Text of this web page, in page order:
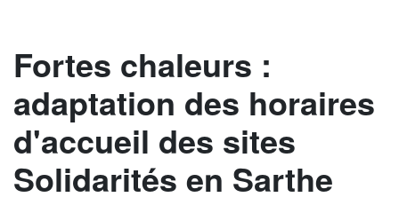
Entreprendre en Sarthe
Tourisme en Sarthe
Que faire en Sarthe ?
La Sarthe sportive
La Sarthe en vidéos
Fortes chaleurs :
adaptation des horaires
d'accueil des sites
Solidarités en Sarthe